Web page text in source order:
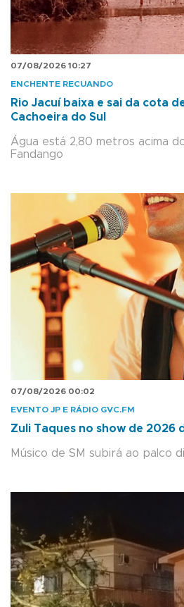
07/08/2026 10:27
ENCHENTE RECUANDO
Rio Jacuí baixa e sai da cota
Cachoeira do Sul
Água está 2,80 metros acima
Fandango
07/08/2026 00:02
EVENTO JP E RÁDIO GVC.FM
Zuli Taques no show de 2026
Músico de SM subirá ao palco